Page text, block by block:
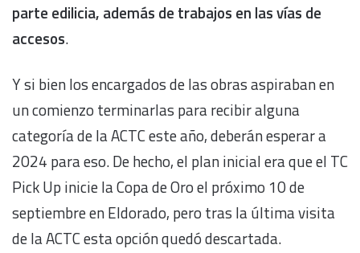
parte edilicia, además de trabajos en las vías de
accesos.
Y si bien los encargados de las obras aspiraban en
un comienzo terminarlas para recibir alguna
categoría de la ACTC este año, deberán esperar a
2024 para eso. De hecho, el plan inicial era que el TC
Pick Up inicie la Copa de Oro el próximo 10 de
septiembre en Eldorado, pero tras la última visita
de la ACTC esta opción quedó descartada.